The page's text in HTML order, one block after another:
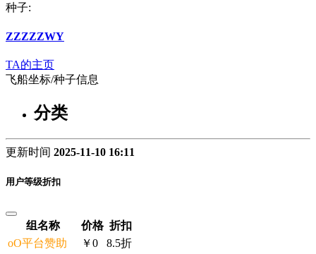
种子:
ZZZZZWY
TA的主页
飞船坐标/种子信息
分类
更新时间 2025-11-10 16:11
用户等级折扣
组名称 价格 折扣
oO平台赞助
￥0
8.5折